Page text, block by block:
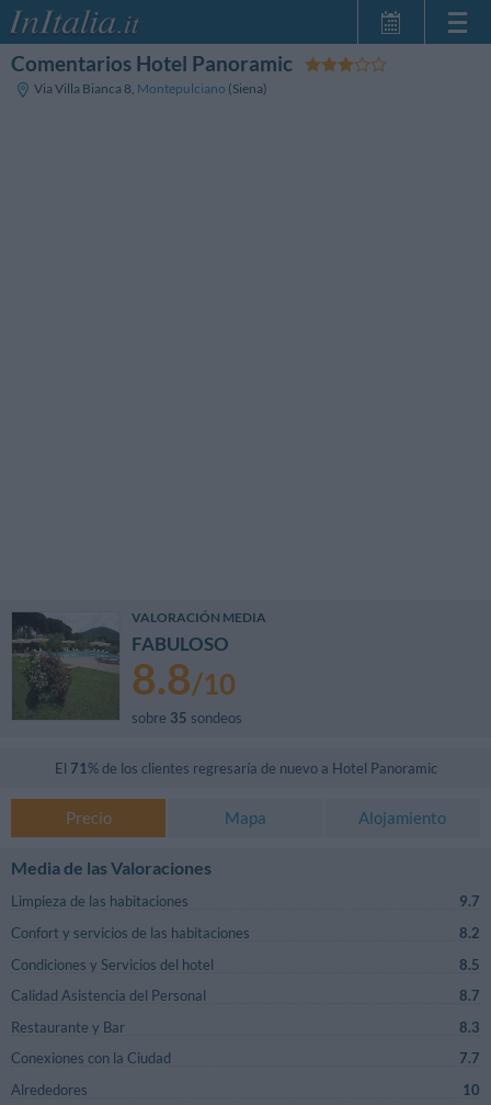
Inicio
Comentarios Hotel Panoramic
Via Villa Bianca 8, Montepulciano (Siena)
VALORACIÓN MEDIA
FABULOSO
8.8/10
sobre 35 sondeos
El 71% de los clientes regresaría de nuevo a Hotel Panoramic
Precio Mapa Alojamiento
Media de las Valoraciones
Limpieza de las habitaciones
9.7
Confort y servicios de las habitaciones
8.2
Condiciones y Servicios del hotel
8.5
Calidad Asistencia del Personal
8.7
Restaurante y Bar
8.3
Conexiones con la Ciudad
7.7
Alrededores
10